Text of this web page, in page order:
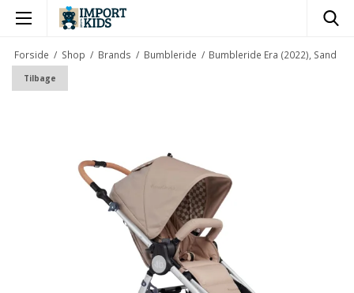
×
Forside / Shop / Brands / Bumbleride / Bumbleride Era (2022), Sand
Tilbage